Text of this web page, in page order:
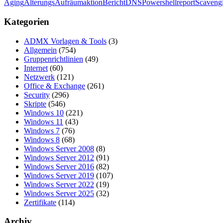
AgingAlterungsAufräumaktion Bericht DNS Powershell report
Kategorien
ADMX Vorlagen & Tools (3)
Allgemein (754)
Gruppenrichtlinien (49)
Internet (60)
Netzwerk (121)
Office & Exchange (261)
Security (296)
Skripte (546)
Windows 10 (221)
Windows 11 (43)
Windows 7 (76)
Windows 8 (68)
Windows Server 2008 (8)
Windows Server 2012 (91)
Windows Server 2016 (82)
Windows Server 2019 (107)
Windows Server 2022 (19)
Windows Server 2025 (32)
Zertifikate (114)